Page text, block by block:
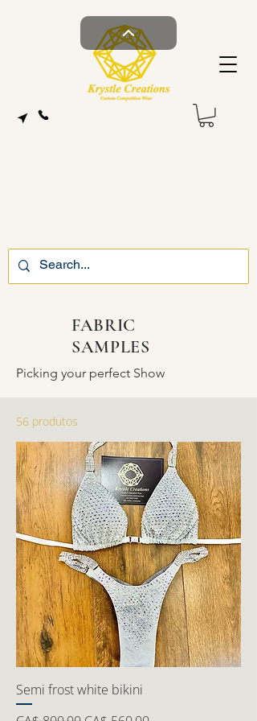
FABRIC
SAMPLES
Picking your perfect Show
56 produtos
Semi frost white bikini